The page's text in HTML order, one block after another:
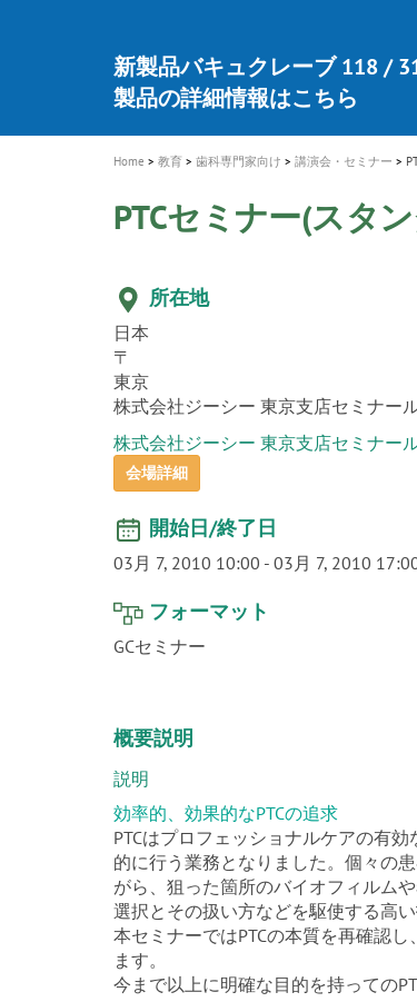
i
o
n
A healthy smile greatly
quality of life
新発売 エバーエックス フ
製品の詳細情報はこちら
「セラスマート テクノロジー
開
「イニシャル LiSi（リジ）ブ
ロジーブック」公開
歯を内部まで白くする
医療ホワイトニング ティオン®
新製品 イオム ナゴミ for DH
専用サイトはこちら
新製品バキュクレーブ 118 /
製品の詳細情報はこちら
インプラント Aadva®
ショートインプラント新発売
GCグループ企業
Home 教育 歯科専門家向け 講演会・セミナー
PTCセミナー(スタ
所在地
日本
〒
東京
株式会社ジーシー 東京支店セミナー
株式会社ジーシー 東京支店セミナー
会場詳細
開始日/終了日
03月 7, 2010 10:00 - 03月 7, 2010
フォーマット
GCセミナー
概要説明
説明
効率的、効果的なPTCの追求
PTCはプロフェッショナルケアの有
的に行う業務となりました。個々の
がら、狙った箇所のバイオフィルム
選択とその扱い方などを駆使する高
本セミナーではPTCの本質を再確認
ます。
今まで以上に明確な目的を持っての